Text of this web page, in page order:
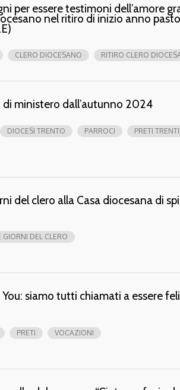
per essere testimoni dell’amore
nel ritiro di inizio anno
CLERO DIOCESANO RITIRO CLERO
ministero dall’autunno 2024
DIOCESI TRENTO PARROCI PRETI
del clero alla Casa diocesana di
GIORNI DEL CLERO
siamo tutti chiamati a essere
PRETI VOCAZIONI